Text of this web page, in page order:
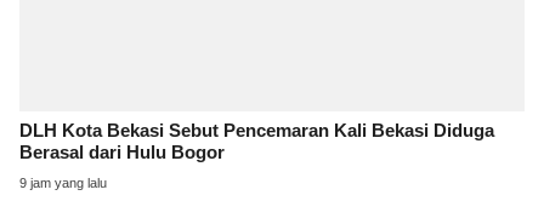
DLH Kota Bekasi Sebut Pencemaran Kali Bekasi Diduga
Berasal dari Hulu Bogor
9 jam yang lalu